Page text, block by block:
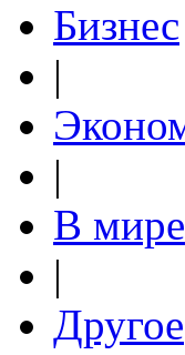
Бизнес
|
|
В мире
|
Другое